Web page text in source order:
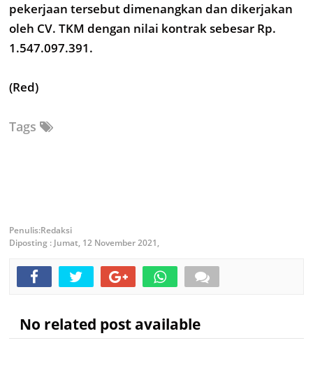
pekerjaan tersebut dimenangkan dan dikerjakan
oleh CV. TKM dengan nilai kontrak sebesar Rp.
1.547.097.391.
(Red)
Tags
Redaksi
Diposting : Jumat, 12 November 2021,
No related post available